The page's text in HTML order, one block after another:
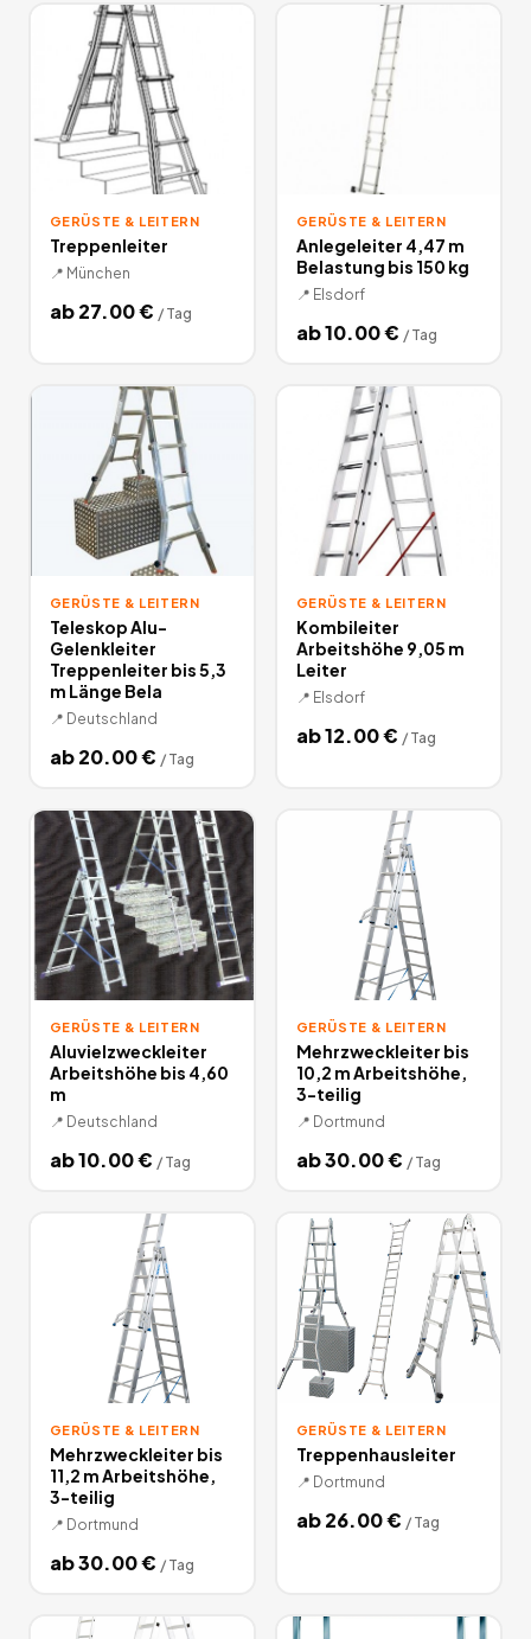
GERÜSTE & LEITERN
Treppenleiter
📍 München
ab27.00€ / Tag
GERÜSTE & LEITERN
Anlegeleiter 4,47 m
Belastung bis 150 kg
📍 Elsdorf
ab10.00€ / Tag
GERÜSTE & LEITERN
Teleskop Alu-
Gelenkleiter
Treppenleiter bis 5,3
m Länge Bela
📍 Deutschland
ab20.00€ / Tag
GERÜSTE & LEITERN
Kombileiter
Arbeitshöhe 9,05 m
Leiter
📍 Elsdorf
ab12.00€ / Tag
GERÜSTE & LEITERN
Aluvielzweckleiter
Arbeitshöhe bis 4,60
m
📍 Deutschland
ab10.00€ / Tag
GERÜSTE & LEITERN
Mehrzweckleiter bis
10,2 m Arbeitshöhe,
3-teilig
📍 Dortmund
ab30.00€ / Tag
GERÜSTE & LEITERN
Mehrzweckleiter bis
11,2 m Arbeitshöhe,
3-teilig
📍 Dortmund
ab30.00€ / Tag
GERÜSTE & LEITERN
Treppenhausleiter
📍 Dortmund
ab26.00€ / Tag